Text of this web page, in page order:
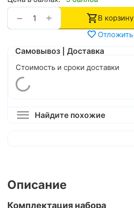
+
−
В корзину
Отложить
Самовывоз | Доставка
Стоимость и сроки доставки
Найдите похожие
Описание
Комплектация набора